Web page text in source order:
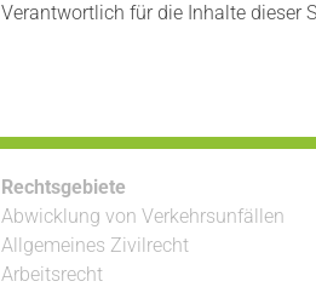
Verantwortlich für die Inhalte dieser
Rechtsgebiete
Abwicklung von Verkehrsunfällen
Allgemeines Zivilrecht
Arbeitsrecht